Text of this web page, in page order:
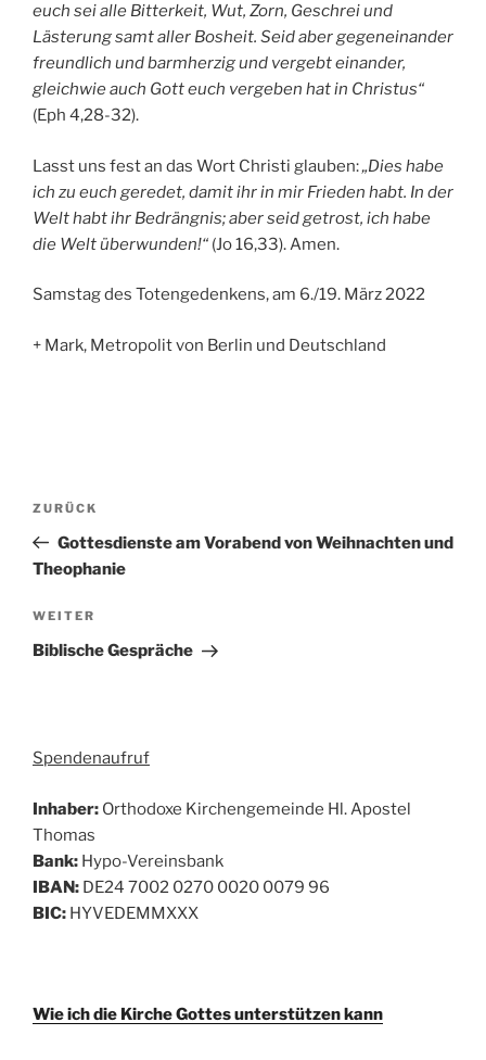
euch sei alle Bitterkeit, Wut, Zorn, Geschrei und
Lästerung samt aller Bosheit. Seid aber gegeneinander
freundlich und barmherzig und vergebt einander,
gleichwie auch Gott euch vergeben hat in Christus“
(Eph 4,28-32).
Lasst uns fest an das Wort Christi glauben:„Dies habe
ich zu euch geredet, damit ihr in mir Frieden habt. In der
Welt habt ihr Bedrängnis; aber seid getrost, ich habe
die Welt überwunden!“ (Jo 16,33). Amen.
Samstag des Totengedenkens, am 6./19. März 2022
+ Mark, Metropolit von Berlin und Deutschland
Beitrags-
Vorheriger
Beitrag
ZURÜCK
Gottesdienste am Vorabend von Weihnachten und
Theophanie
Nächster
Beitrag
WEITER
Biblische Gespräche
Spendenaufruf
Inhaber: Orthodoxe Kirchengemeinde Hl. Apostel
Thomas
Bank: Hypo-Vereinsbank
IBAN: DE24 7002 0270 0020 0079 96
BIC: HYVEDEMMXXX
Wie ich die Kirche Gottes unterstützen kann